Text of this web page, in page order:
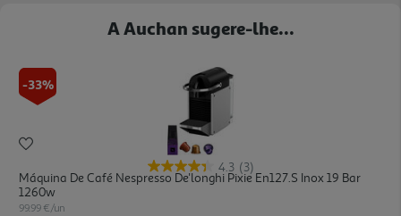
A Auchan sugere-lhe...
-33%
4.3 (3)
Máquina De Café Nespresso De'longhi Pixie En127.s Inox 19 Bar
1260w
99.99 €/un